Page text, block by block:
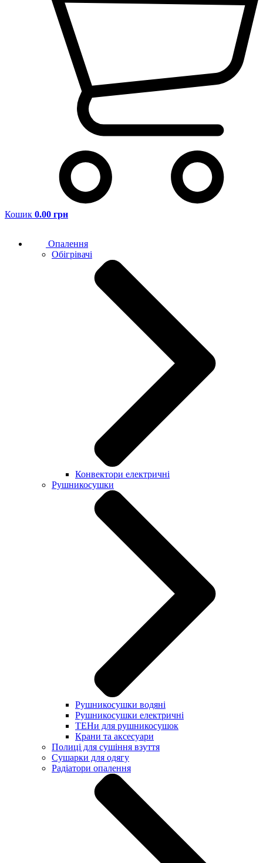
Кошик 0.00 грн
Опалення
Обігрівачі
Конвектори електричні
Рушникосушки
Рушникосушки водяні
Рушникосушки електричні
ТЕНи для рушникосушок
Крани та аксесуари
Полиці для сушіння взуття
Сушарки для одягу
Радіатори опалення